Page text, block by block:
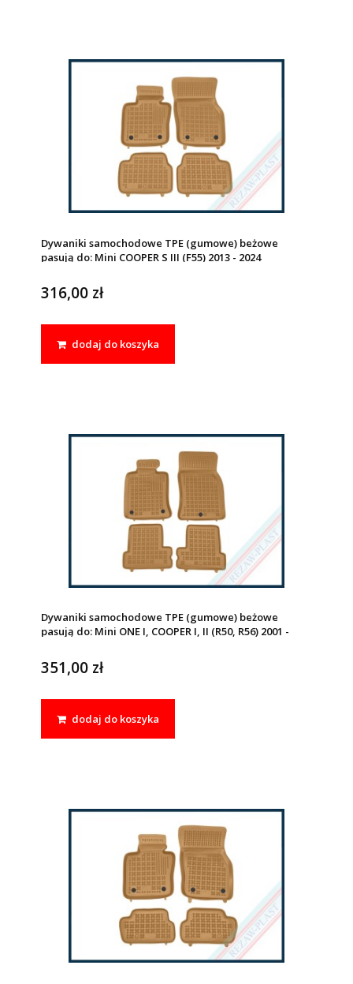
Dywaniki samochodowe TPE (gumowe) beżowe
pasują do: Mini COOPER S III (F55) 2013 - 2024
316,00 zł
dodaj do koszyka
Dywaniki samochodowe TPE (gumowe) beżowe
pasują do: Mini ONE I, COOPER I, II (R50, R56) 2001 -
351,00 zł
dodaj do koszyka